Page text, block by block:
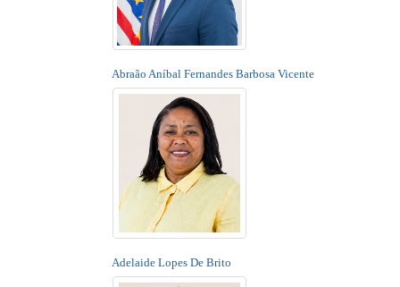
Abraão Aníbal Fernandes Barbosa Vicente
Adelaide Lopes De Brito